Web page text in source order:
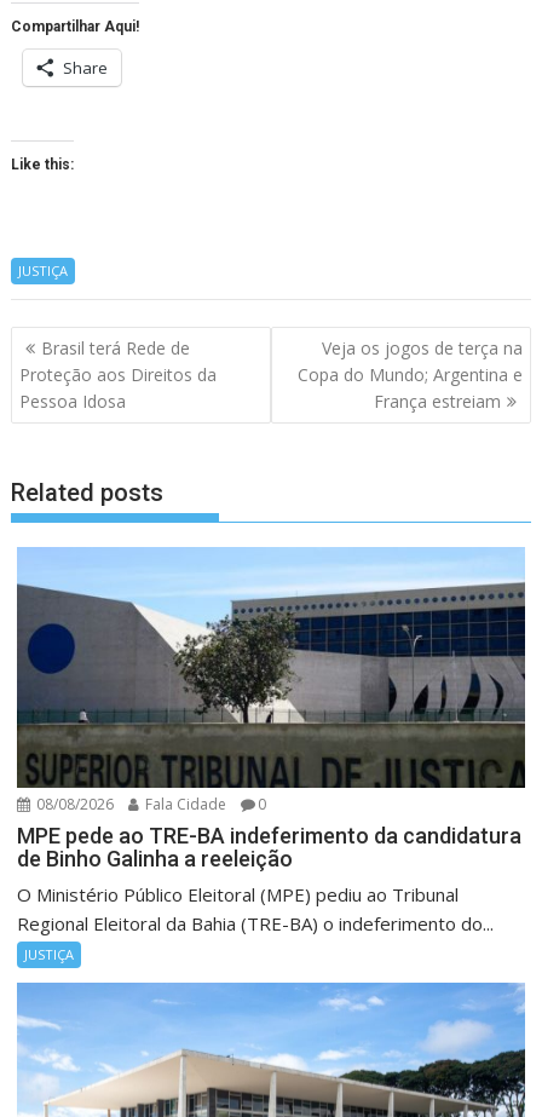
Compartilhar Aqui!
Share
Like this:
JUSTIÇA
Navegação
de
artigos
Brasil terá Rede de
Proteção aos Direitos da
Pessoa Idosa
Veja os jogos de terça na
Copa do Mundo; Argentina e
França estreiam
Related posts
08/08/2026 Fala Cidade 0
MPE pede ao TRE-BA indeferimento da candidatura
de Binho Galinha a reeleição
O Ministério Público Eleitoral (MPE) pediu ao Tribunal
Regional Eleitoral da Bahia (TRE-BA) o indeferimento do...
JUSTIÇA